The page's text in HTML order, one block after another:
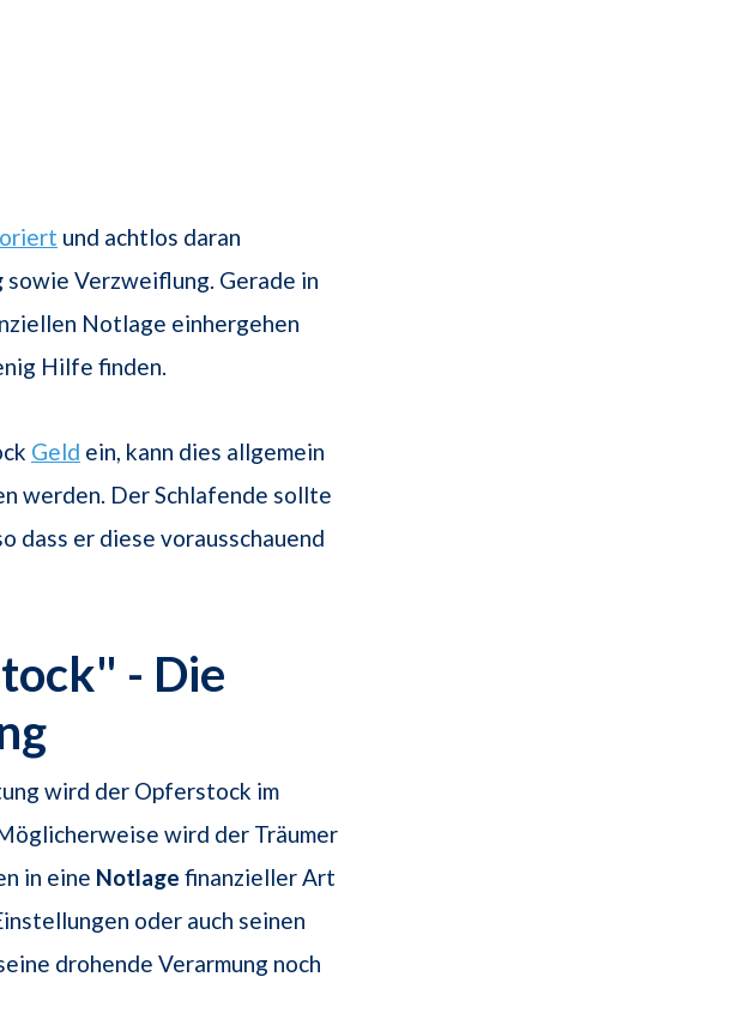
und achtlos daran
sowie Verzweiflung. Gerade in
Notlage einhergehen
Hilfe finden.
Geld ein, kann dies allgemein
werden. Der Schlafende sollte
dass er diese vorausschauend
- Die
wird der Opferstock im
wird der Träumer
in eine Notlage finanzieller Art
oder auch seinen
drohende Verarmung noch